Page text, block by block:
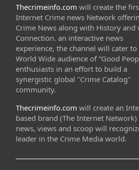
Thecrimeinfo.com will create the
Internet Crime news Network
Crime News along with History and
Connection. an interactive news
experience, the channel will cater to
World Wide audience of “Good
enthusiasts in an effort to build a
synergistic global "Crime Catalog"
community.
Thecrimeinfo.com will create an
based brand (The Internet
news, views and scoop will
leader in the Crime Media world.